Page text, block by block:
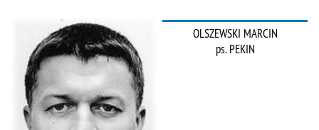
OLSZEWSKI MARCIN
ps. PEKIN